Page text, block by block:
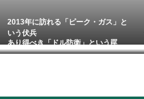
2013年に訪れる「ピーク・ガス」と
いう伏兵
あり得べき「ドル防衛」という罠